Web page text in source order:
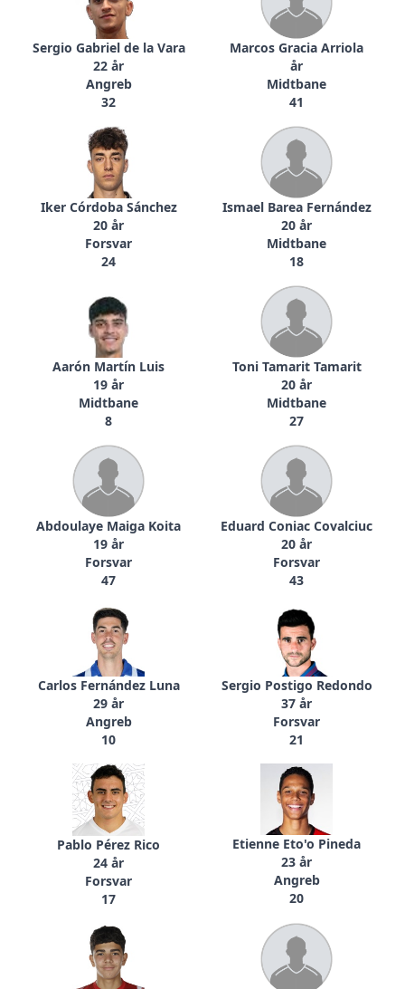
Sergio Gabriel de la Vara
22 år
Angreb
32
Marcos Gracia Arriola
år
Midtbane
41
Iker Córdoba Sánchez
20 år
Forsvar
24
Ismael Barea Fernández
20 år
Midtbane
18
Aarón Martín Luis
19 år
Midtbane
8
Toni Tamarit Tamarit
20 år
Midtbane
27
Abdoulaye Maiga Koita
19 år
Forsvar
47
Eduard Coniac Covalciuc
20 år
Forsvar
43
Carlos Fernández Luna
29 år
Angreb
10
Sergio Postigo Redondo
37 år
Forsvar
21
Pablo Pérez Rico
24 år
Forsvar
17
Etienne Eto'o Pineda
23 år
Angreb
20